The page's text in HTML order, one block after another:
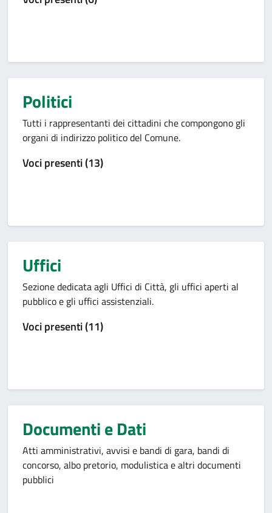
Politici
Tutti i rappresentanti dei cittadini che compongono gli
organi di indirizzo politico del Comune.
Voci presenti (13)
Uffici
Sezione dedicata agli Uffici di Città, gli uffici aperti al
pubblico e gli uffici assistenziali.
Voci presenti (11)
Documenti e Dati
Atti amministrativi, avvisi e bandi di gara, bandi di
concorso, albo pretorio, modulistica e altri documenti
pubblici